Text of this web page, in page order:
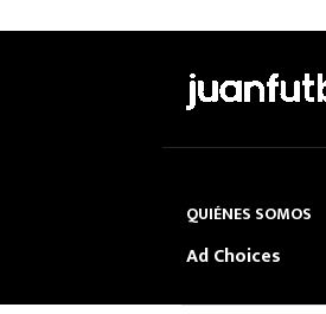
QUIÉNES SOMOS
Ad Choices